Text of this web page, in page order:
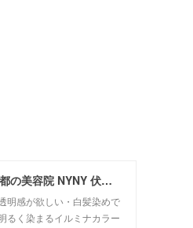
京都の美容院 NYNY 伏見桃山店
透明感が欲しい・白髪染めで
るく染まるイルミナカラー